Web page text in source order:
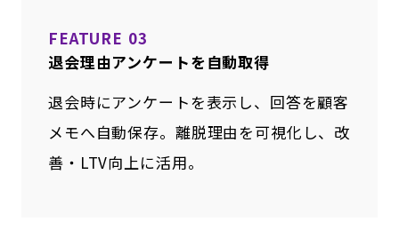
FEATURE 03
退会理由アンケートを自動取得
退会時にアンケートを表示し、回答を顧客
メモへ自動保存。離脱理由を可視化し、改
善・LTV向上に活用。